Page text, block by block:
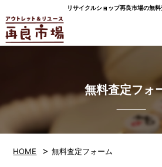
リサイクルショップ再良市場の無
無料査定フォ
HOME >無料査定フォーム